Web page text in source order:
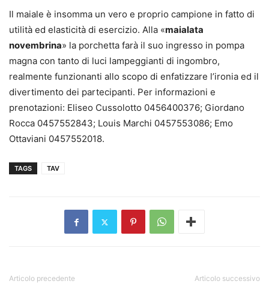
Il maiale è insomma un vero e proprio campione in fatto di
utilità ed elasticità di esercizio. Alla «maialata
novembrina» la porchetta farà il suo ingresso in pompa
magna con tanto di luci lampeggianti di ingombro,
realmente funzionanti allo scopo di enfatizzare l’ironia ed il
divertimento dei partecipanti. Per informazioni e
prenotazioni: Eliseo Cussolotto 0456400376; Giordano
Rocca 0457552843; Louis Marchi 0457553086; Emo
Ottaviani 0457552018.
TAGS TAV
Articolo precedente Articolo successivo